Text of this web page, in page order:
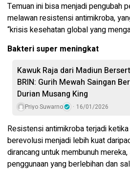
Temuan ini bisa menjadi pengubah
melawan resistensi antimikroba,
“krisis kesehatan global yang
Bakteri super meningkat
Kawuk Raja dari Madiun
BRIN: Gurih Mewah Saingan
Durian Musang King
Priyo Suwarno 16/01/2026
Resistensi antimikroba terjadi
berevolusi menjadi lebih kuat
dirancang untuk membunuh
penggunaan yang berlebihan dan